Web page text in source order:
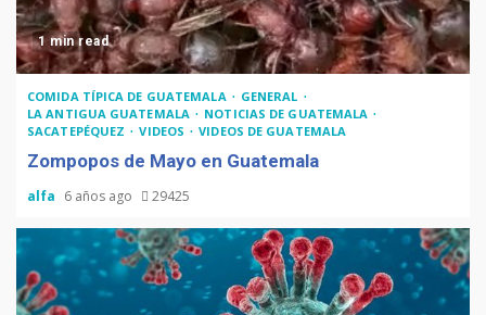
1 min read
COMIDA TÍPICA DE GUATEMALA
GENERAL
LA ANTIGUA GUATEMALA
NOTICIAS DE GUATEMALA
SACATEPÉQUEZ
VIDEOS VIDEOS DE GUATEMALA
Zompopos de Mayo en Guatemala
alfa 6 años ago 29425